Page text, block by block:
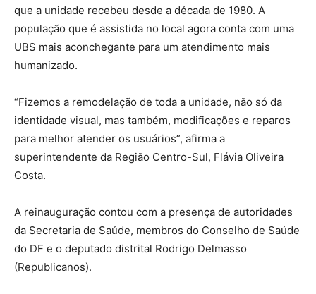
que a unidade recebeu desde a década de 1980. A
população que é assistida no local agora conta com uma
UBS mais aconchegante para um atendimento mais
humanizado.
“Fizemos a remodelação de toda a unidade, não só da
identidade visual, mas também, modificações e reparos
para melhor atender os usuários”, afirma a
superintendente da Região Centro-Sul, Flávia Oliveira
Costa.
A reinauguração contou com a presença de autoridades
da Secretaria de Saúde, membros do Conselho de Saúde
do DF e o deputado distrital Rodrigo Delmasso
(Republicanos).